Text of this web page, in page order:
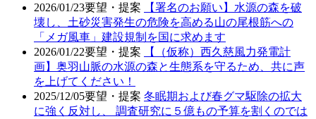
2026/01/23要望・提案
【署名のお願い】水源の森を破
壊し、土砂災害発生の危険を高める山の尾根筋への
「メガ風車」建設規制を国に求めます
2026/01/22要望・提案
【（仮称）西久慈風力発電計
画】奥羽山脈の水源の森と生態系を守るため、共に声
を上げてください！
2025/12/05要望・提案 冬眠期および春グマ駆除の拡大
に強く反対し、 調査研究に５億もの予算を割くのでは